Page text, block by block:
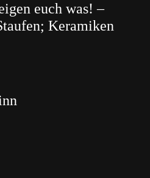
euch was! –
Keramiken